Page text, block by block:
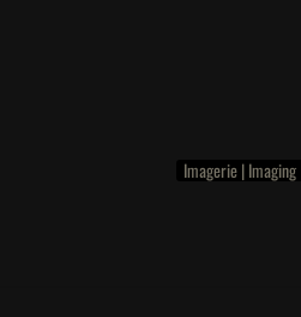
Imagerie | Imaging